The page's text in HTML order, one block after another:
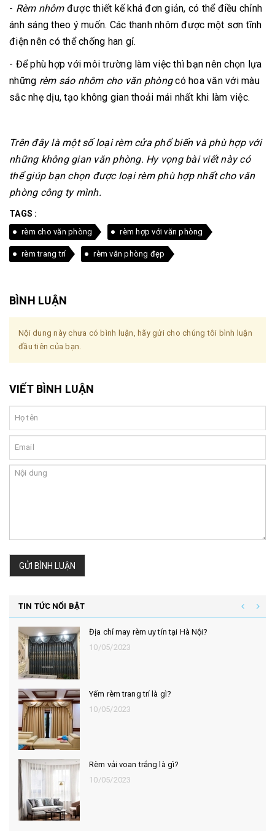
- Rèm nhôm được thiết kế khá đơn giản, có thể điều chỉnh
ánh sáng theo ý muốn. Các thanh nhôm được một sơn tĩnh
điện nên có thể chống han gỉ.
- Để phù hợp với môi trường làm việc thì bạn nên chọn lựa
những rèm sáo nhôm cho văn phòngcó hoa văn với màu
sắc nhẹ dịu, tạo không gian thoải mái nhất khi làm việc.
Trên đây là một số loại rèm cửa phổ biến và phù hợp với
những không gian văn phòng. Hy vọng bài viết này có
thể giúp bạn chọn được loại rèm phù hợp nhất cho văn
phòng công ty mình.
TAGS :
rèm cho văn phòng rèm hợp với văn phòng
rèm trang trí rèm văn phòng đẹp
BÌNH LUẬN
Nội dung này chưa có bình luận, hãy gửi cho chúng tôi bình luận
đầu tiên của bạn.
VIẾT BÌNH LUẬN
GỬI BÌNH LUẬN
TIN TỨC NỔI BẬT
Địa chỉ may rèm uy tín tại Hà Nội?
10/05/2023
Yếm rèm trang trí là gì?
10/05/2023
Rèm vải voan trắng là gì?
10/05/2023